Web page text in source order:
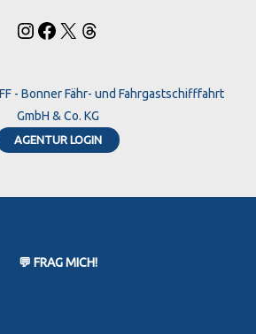
- Bonner Fähr- und Fahrgastschifffahrt
GmbH & Co. KG
AGENTUR LOGIN